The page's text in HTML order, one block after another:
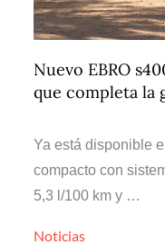
Nuevo EBRO
que completa la
Ya está disponible
compacto con
5,3 l/100 km y …
Noticias